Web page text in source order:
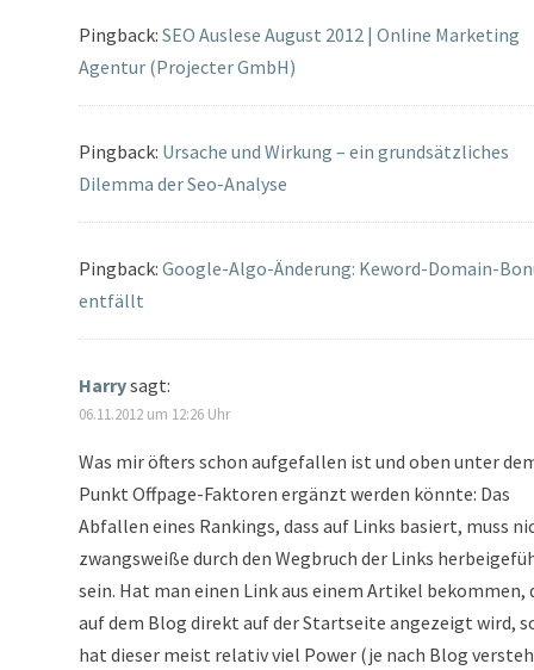
Pingback: SEO Auslese August 2012 | Online Marketing
Agentur (Projecter GmbH)
Pingback: Ursache und Wirkung – ein grundsätzliches
Dilemma der Seo-Analyse
Pingback: Google-Algo-Änderung: Keword-Domain-
entfällt
Harrysagt:
06.11.2012 um 12:26 Uhr
Was mir öfters schon aufgefallen ist und oben unter
Punkt Offpage-Faktoren ergänzt werden könnte: Das
Abfallen eines Rankings, dass auf Links basiert, muss
zwangsweiße durch den Wegbruch der Links
sein. Hat man einen Link aus einem Artikel bekommen,
auf dem Blog direkt auf der Startseite angezeigt wird,
hat dieser meist relativ viel Power (je nach Blog